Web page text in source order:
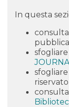
In questa
riservato